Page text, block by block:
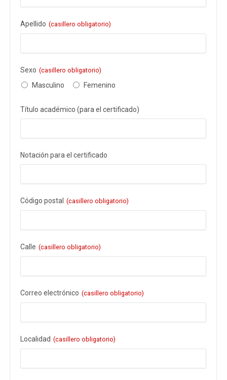
Apellido (casillero obligatorio)
Sexo (casillero obligatorio)
Masculino Femenino
Título académico (para el certificado)
Notación para el certificado
Código postal (casillero obligatorio)
Calle (casillero obligatorio)
Correo electrónico (casillero obligatorio)
Localidad (casillero obligatorio)